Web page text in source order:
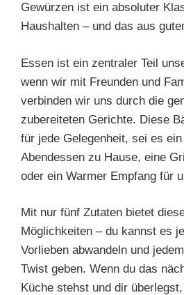
Gewürzen ist ein absoluter
Haushalten – und das aus
Essen ist ein zentraler Teil
wenn wir mit Freunden und
verbinden wir uns durch die
zubereiteten Gerichte. Diese
für jede Gelegenheit, sei es
Abendessen zu Hause, eine
oder ein Warmer Empfang für
Mit nur fünf Zutaten bietet
Möglichkeiten – du kannst es
Vorlieben abwandeln und
Twist geben. Wenn du das
Küche stehst und dir